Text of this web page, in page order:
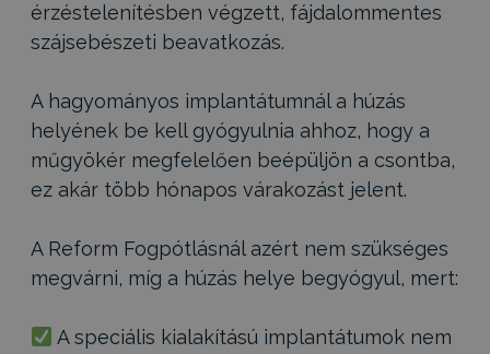
érzéstelenítésben végzett, fájdalommentes
szájsebészeti beavatkozás.
A hagyományos implantátumnál a húzás
helyének be kell gyógyulnia ahhoz, hogy a
műgyökér megfelelően beépüljön a csontba,
ez akár több hónapos várakozást jelent.
A Reform Fogpótlásnál azért nem szükséges
megvárni, míg a húzás helye begyógyul, mert:
A speciális kialakítású implantátumok nem